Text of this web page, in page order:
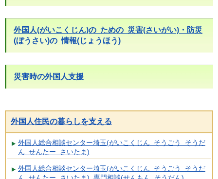
外国人(がいこくじん)の ための 災害(さいがい)・防災
(ぼうさい)の 情報(じょうほう)
災害時の外国人支援
外国人住民の暮らしを支える
外国人総合相談センター埼玉(がいこくじん そうごう そうだ
ん せんたー さいたま)
外国人総合相談センター埼玉(がいこくじん そうごう そうだ